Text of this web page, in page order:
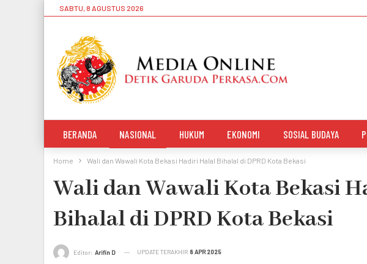
SABTU, 8 AGUSTUS 2026
BERANDA NASIONAL HUKUM EKONOMI SOSIAL BUDAYA
Home Wali dan Wawali Kota Bekasi Hadiri Halal Bihalal di DPRD Kota Bekasi
Wali dan Wawali Kota Bekasi
Bihalal di DPRD Kota Bekasi
Editor: Arifin D UPDATE TERAKHIR 8 APR 2025